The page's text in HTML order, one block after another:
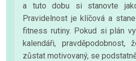
a tuto dobu si stanovte
Pravidelnost je klíčová a
fitness rutiny. Pokud si plán
kalendáři,
zůstat motivovaný, se